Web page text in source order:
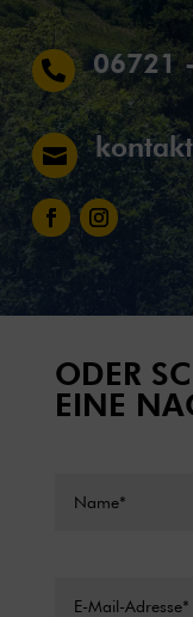
 06721

ODER
EINE